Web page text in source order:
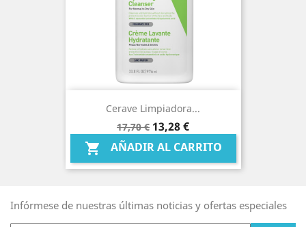
Cerave Limpiadora...
Precio
base
17,70 € Precio
13,28 €
 AÑADIR AL CARRITO
Infórmese de nuestras últimas noticias y ofertas especiales